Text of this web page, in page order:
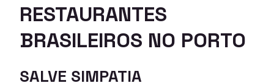
RESTAURANTES
BRASILEIROS NO PORTO
SALVE SIMPATIA